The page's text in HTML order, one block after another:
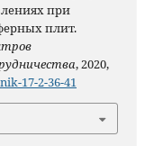
при
плит.
, 2020,
17-2-36-41